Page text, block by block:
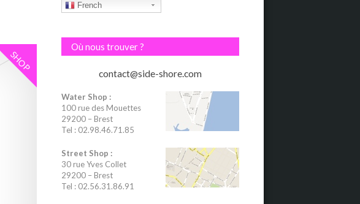
SHOP
French
Où nous trouver ?
contact@side-shore.com
Water Shop :
100 rue des Mouettes
29200 – Brest
Tel : 02.98.46.71.85
Street Shop :
30 rue Yves Collet
29200 – Brest
Tel : 02.56.31.86.91